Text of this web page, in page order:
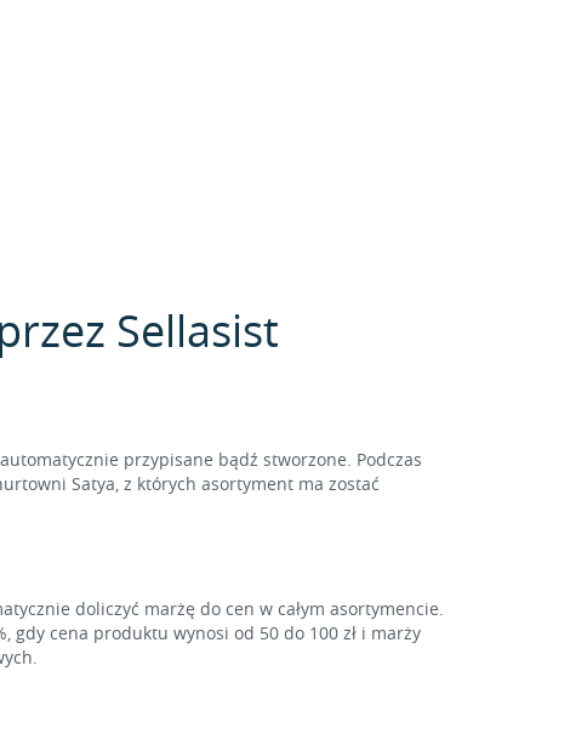
Sellasist
przypisane bądź stworzone. Podczas
Satya, z których asortyment ma zostać
doliczyć marżę do cen w całym asortymencie.
cena produktu wynosi od 50 do 100 zł i marży